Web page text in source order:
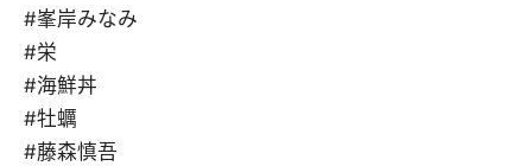
#峯岸みなみ
#栄
#海鮮丼
#牡蠣
#藤森慎吾